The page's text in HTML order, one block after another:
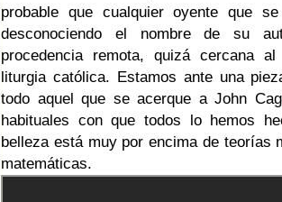
probable que cualquier oyente que
desconociendo el nombre de su
procedencia remota, quizá cercana
liturgia católica. Estamos ante una
todo aquel que se acerque a John
habituales con que todos lo hemos
belleza está muy por encima de teorías
matemáticas.